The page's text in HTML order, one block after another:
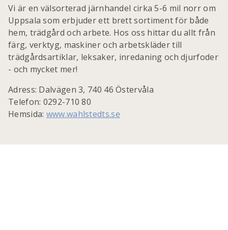
Vi är en välsorterad järnhandel cirka 5-6 mil norr om
Uppsala som erbjuder ett brett sortiment för både
hem, trädgård och arbete. Hos oss hittar du allt från
färg, verktyg, maskiner och arbetskläder till
trädgårdsartiklar, leksaker, inredaning och djurfoder
- och mycket mer!
Adress: Dalvägen 3, 740 46 Östervåla
Telefon: 0292-710 80
Hemsida: www.wahlstedts.se